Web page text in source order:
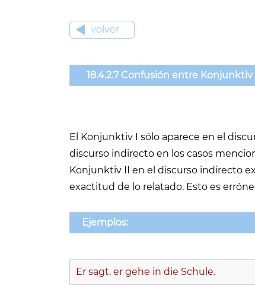
volver
18.4.2.7 Confusión entre Konjunktiv
El Konjunktiv I sólo aparece en el
discurso indirecto en los casos
Konjunktiv II en el discurso indirecto
exactitud de lo relatado. Esto es
Ejemplos:
Er sagt, er gehe in die Schule.